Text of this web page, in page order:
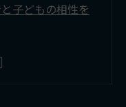
子どもの相性を
リスクールの特